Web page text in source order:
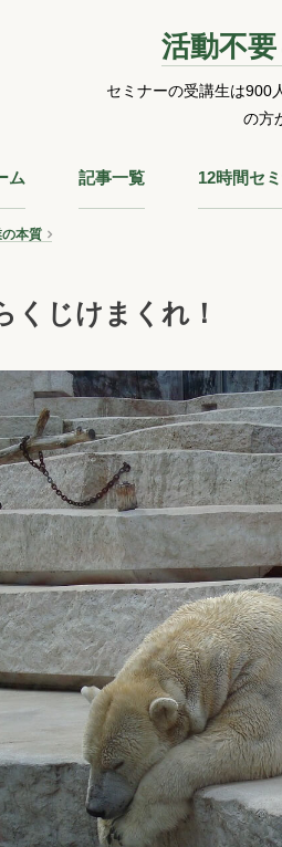
活動不
セミナーの受講生は900
の方
ム 記事一覧 12時間セ
本質
くじけまくれ！